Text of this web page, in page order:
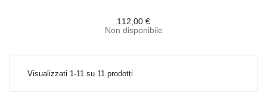
112,00 €
Non disponibile
Visualizzati 1-11 su 11 prodotti